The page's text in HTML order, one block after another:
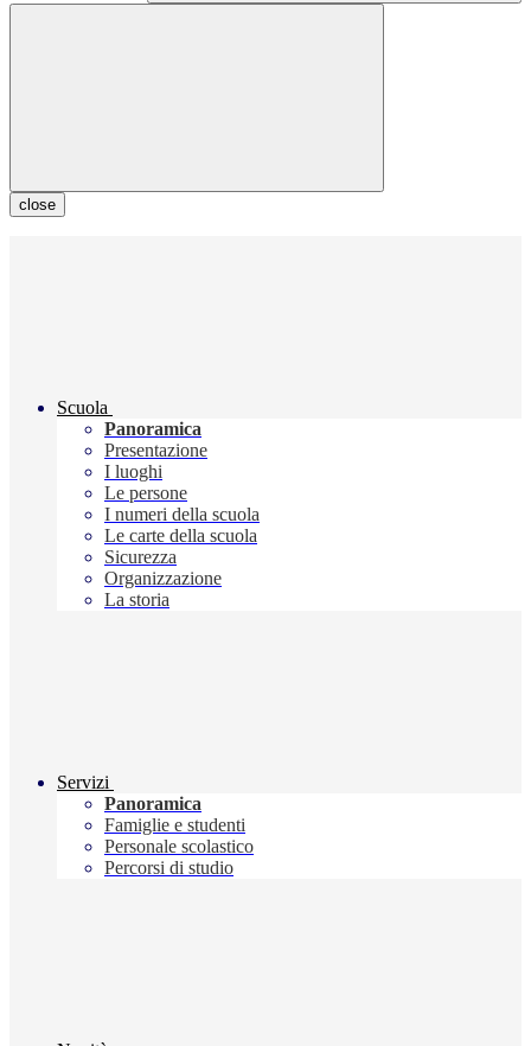
close
Scuola
Panoramica
Presentazione
I luoghi
Le persone
I numeri della scuola
Le carte della scuola
Sicurezza
Organizzazione
La storia
Servizi
Panoramica
Famiglie e studenti
Personale scolastico
Percorsi di studio